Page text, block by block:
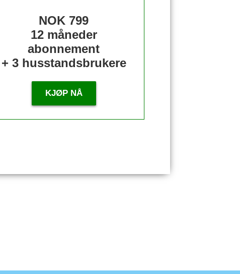
NOK 799
12 måneder
abonnement
+ 3 husstandsbrukere
KJØP NÅ